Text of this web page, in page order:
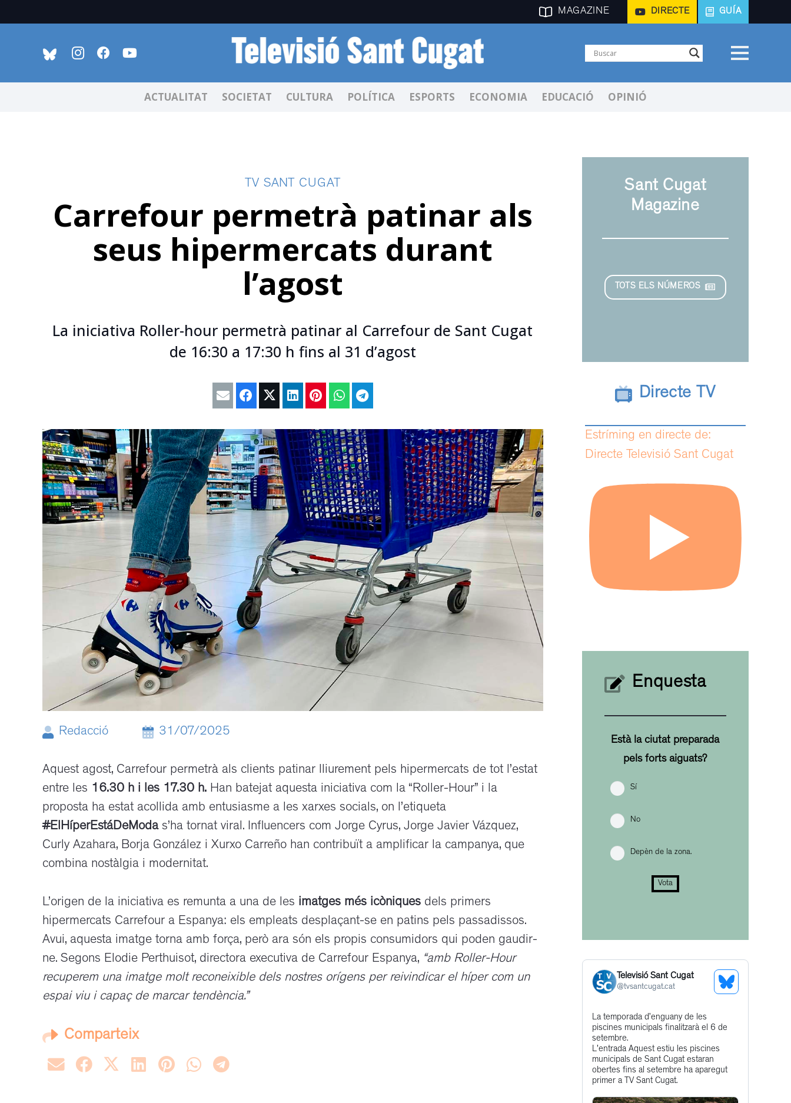
MAGAZINE DIRECTE GUÍA
ACTUALITAT SOCIETAT CULTURA POLÍTICA ESPORTS ECONOMIA EDUCACIÓ OPINIÓ
TV SANT CUGAT
Carrefour permetrà patinar als
seus hipermercats durant
l’agost
La iniciativa Roller-hour permetrà patinar al Carrefour de Sant Cugat
de 16:30 a 17:30 h fins al 31 d’agost
Redacció 31/07/2025
Aquest agost, Carrefour permetrà als clients patinar lliurement pels hipermercats de tot l’estat
entre les 16.30 h i les 17.30 h. Han batejat aquesta iniciativa com la “Roller-Hour” i la
proposta ha estat acollida amb entusiasme a les xarxes socials, on l’etiqueta
#ElHíperEstáDeModas’ha tornat viral. Influencers com Jorge Cyrus, Jorge Javier Vázquez,
Curly Azahara, Borja González i Xurxo Carreño han contribuït a amplificar la campanya, que
combina nostàlgia i modernitat.
L’origen de la iniciativa es remunta a una de les imatges més icòniques dels primers
hipermercats Carrefour a Espanya: els empleats desplaçant-se en patins pels passadissos.
Avui, aquesta imatge torna amb força, però ara són els propis consumidors qui poden gaudir-
ne. Segons Elodie Perthuisot, directora executiva de Carrefour Espanya, “amb Roller-Hour
recuperem una imatge molt reconeixible dels nostres orígens per reivindicar el híper com un
espai viu i capaç de marcar tendència.”
Comparteix
Sant Cugat
Magazine
TOTS ELS NÚMEROS
Directe TV
Estríming en directe de:
Directe Televisió Sant Cugat
Enquesta
Està la ciutat preparada
pels forts aiguats?
Sí
No
Depèn de la zona.
Vota
Televisió Sant Cugat
@tvsantcugat.cat
See
Get
to
this
post
La temporada d’enguany de les
piscines municipals finalitzarà el 6 de
setembre.
L'entrada Aquest estiu les piscines
municipals de Sant Cugat estaran
obertes fins al setembre ha aparegut
primer a TV Sant Cugat.